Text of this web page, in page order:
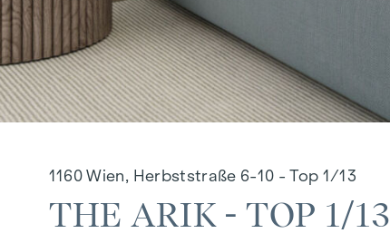
1160 Wien, Herbststraße 6-10 - Top 1/13
THE ARIK - TOP 1/13